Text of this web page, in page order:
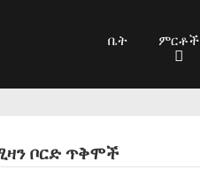
ቤት ምርቶች
ቦርድ ጥቅሞች